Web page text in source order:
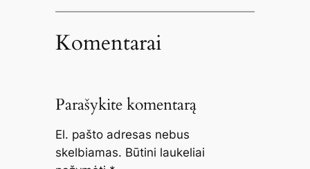
Komentarai
Parašykite komentarą
El. pašto adresas nebus
skelbiamas. Būtini laukeliai